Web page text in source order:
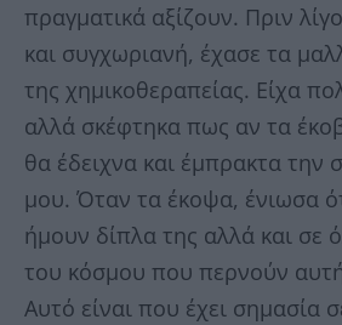
πραγματικά αξίζουν. Πριν
και συγχωριανή, έχασε τα
της χημικοθεραπείας. Είχα
αλλά σκέφτηκα πως αν τα
θα έδειχνα και έμπρακτα την
μου. Όταν τα έκοψα, ένιωσα
ήμουν δίπλα της αλλά και σε
του κόσμου που περνούν
Αυτό είναι που έχει σημασία